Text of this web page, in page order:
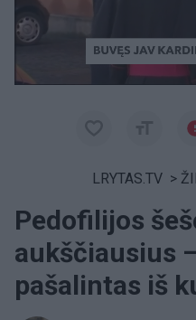
LRYTAS.TV >
Pedofilijos
aukščiausius
pašalintas iš